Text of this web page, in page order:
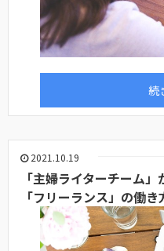
続
2021.10.19
「主婦ライターチーム
「フリーランス」の働き